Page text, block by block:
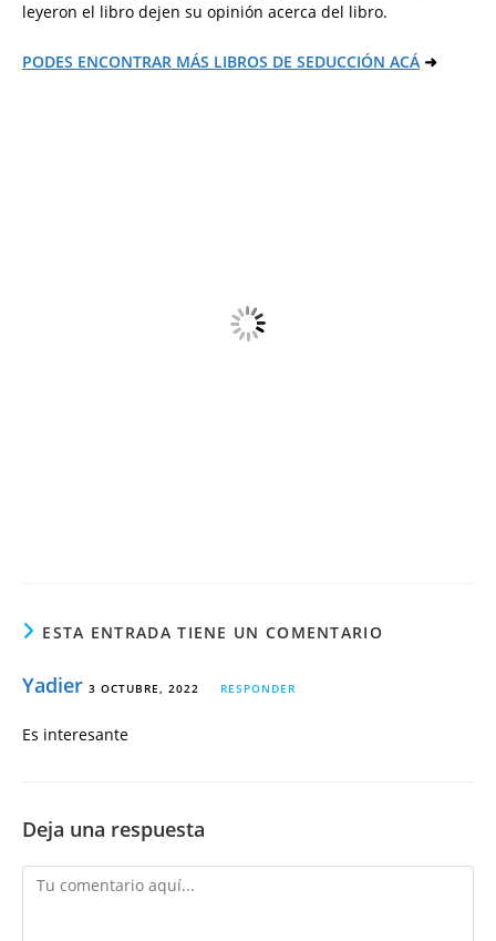
leyeron el libro dejen su opinión acerca del libro.
PODES ENCONTRAR MÁS LIBROS DE SEDUCCIÓN ACÁ ➜
ESTA ENTRADA TIENE UN COMENTARIO
Yadier 3 OCTUBRE, 2022 RESPONDER
Es interesante
Deja una respuesta
Comentario